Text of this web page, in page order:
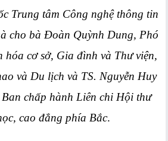
Trung tâm Công nghệ thông tin
cho bà Đoàn Quỳnh Dung, Phó
hóa cơ sở, Gia đình và Thư viện,
và Du lịch và TS. Nguyễn Huy
chấp hành Liên chi Hội thư
cao đẳng phía Bắc.